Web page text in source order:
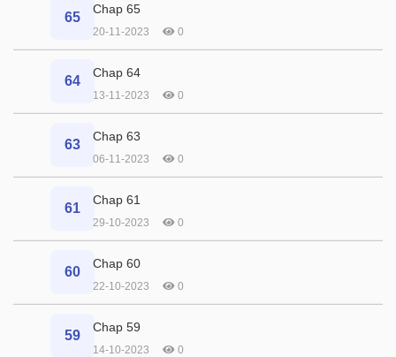
65
Chap 65
20-11-2023 0
64
Chap 64
13-11-2023 0
63
Chap 63
06-11-2023 0
61
Chap 61
29-10-2023 0
60
Chap 60
22-10-2023 0
59
Chap 59
14-10-2023 0